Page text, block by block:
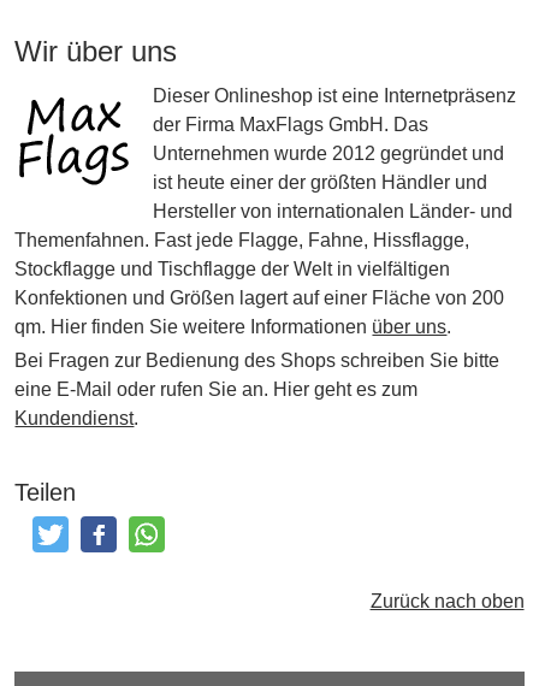
Wir über uns
Dieser Onlineshop ist eine Internetpräsenz
der Firma MaxFlags GmbH. Das
Unternehmen wurde 2012 gegründet und
ist heute einer der größten Händler und
Hersteller von internationalen Länder- und
Themenfahnen. Fast jede Flagge, Fahne, Hissflagge,
Stockflagge und Tischflagge der Welt in vielfältigen
Konfektionen und Größen lagert auf einer Fläche von 200
qm. Hier finden Sie weitere Informationen über uns.
Bei Fragen zur Bedienung des Shops schreiben Sie bitte
eine E-Mail oder rufen Sie an. Hier geht es zum
Kundendienst.
Teilen
TweetenPostenTeilen
Zurück nach oben